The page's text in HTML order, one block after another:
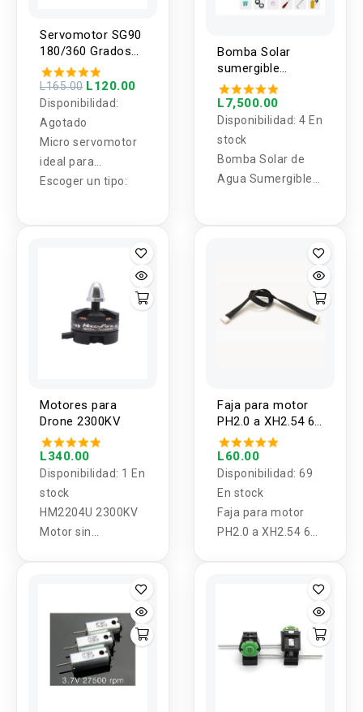
Servomotor SG90
180/360 Grados
1.5Kg
L165.00 L120.00
Disponibilidad:
Agotado
Micro servomotor
ideal para
aprender a utilizar
Escoger un tipo:
Bomba Solar
sumergible
multietapa con
controlador MPTT
L7,500.00
Disponibilidad: 4 En
stock
Bomba Solar de
Agua Sumergible
HG-4SSC6.5-101-
Motores para
Drone 2300KV
L340.00
Disponibilidad: 1 En
stock
HM2204U 2300KV
Motor sin
Cuadricóptero Mini
QAV250
Faja para motor
PH2.0 a XH2.54 6
PINES 35cm
L60.00
Disponibilidad: 69
En stock
Faja para motor
PH2.0 a XH2.54 6